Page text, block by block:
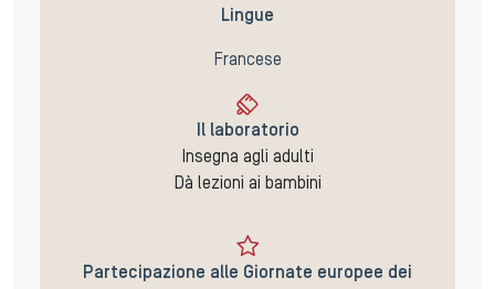
Lingue
Francese
Il laboratorio
Insegna agli adulti
Dà lezioni ai bambini
Partecipazione alle Giornate europee dei